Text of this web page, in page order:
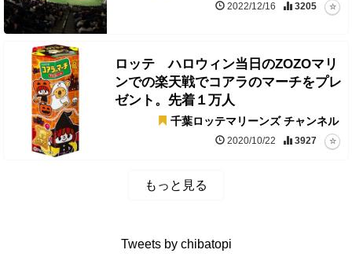
2022/12/16 3205
ロッテ ハロウィン当日のZOZOマリ
ンでの楽天戦でコアラのマーチをプレ
ゼント。先着１万人
千葉ロッテマリーンズ チャンネル
2020/10/22 3927
もっと見る
Tweets by chibatopi